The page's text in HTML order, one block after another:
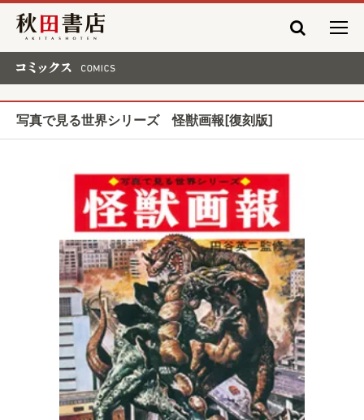
秋田書店
写真で見る世界シリーズ 怪獣画報[復刻版]